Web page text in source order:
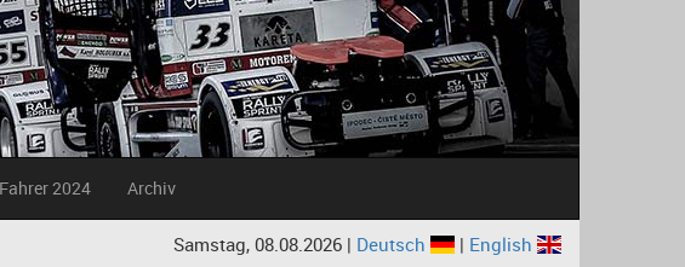
Fahrer 2024 Archiv
Samstag, 08.08.2026 | Deutsch | English